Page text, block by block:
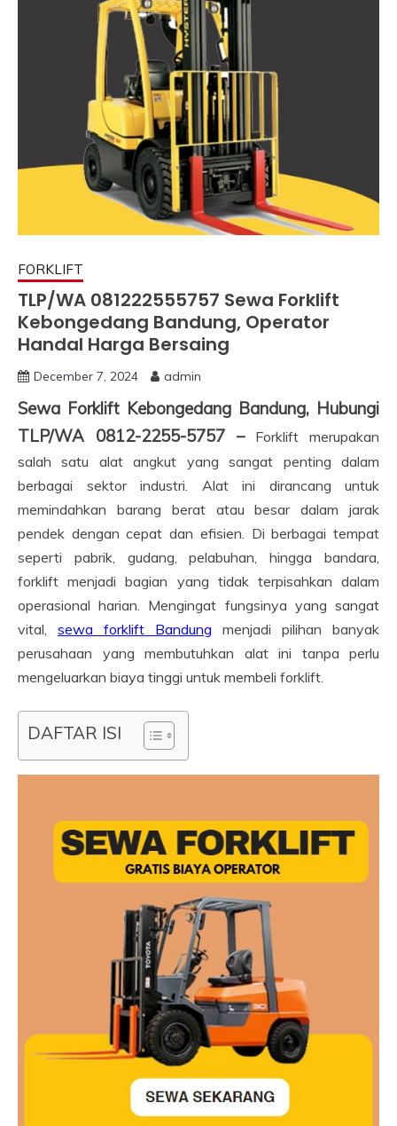
FORKLIFT
TLP/WA 081222555757 Sewa Forklift
Kebongedang Bandung, Operator
Handal Harga Bersaing
December 7, 2024 admin
Sewa Forklift Kebongedang Bandung, Hubungi
TLP/WA 0812-2255-5757 – Forklift merupakan
salah satu alat angkut yang sangat penting dalam
berbagai sektor industri. Alat ini dirancang untuk
memindahkan barang berat atau besar dalam jarak
pendek dengan cepat dan efisien. Di berbagai tempat
seperti pabrik, gudang, pelabuhan, hingga bandara,
forklift menjadi bagian yang tidak terpisahkan dalam
operasional harian. Mengingat fungsinya yang sangat
vital, sewa forklift Bandung menjadi pilihan banyak
perusahaan yang membutuhkan alat ini tanpa perlu
mengeluarkan biaya tinggi untuk membeli forklift.
DAFTAR ISI